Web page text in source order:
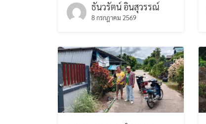
ธันวรัตน์ อินสุวรรณ์
8 กรกฎาคม 2569